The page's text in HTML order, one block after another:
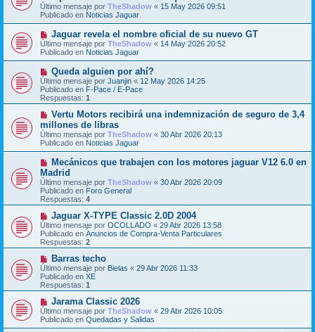
s
a
v
o
m
e
n
s
a
e
Último mensaje por TheShadow « 15 May 2026 09:51
Publicado en Noticias Jaguar
N
u
e
v
m
e
n
s
e
Jaguar revela el nombre oficial de su nuevo GT
Último mensaje por TheShadow « 14 May 2026 20:52
Publicado en Noticias Jaguar
N
u
e
v
o
m
e
n
s
a
j
Queda alguien por ahí?
Último mensaje por Juanjin « 12 May 2026 14:25
Publicado en F-Pace / E-Pace
Respuestas: 1
N
u
e
v
o
m
n
s
a
j
e
Vertu Motors recibirá una indemnización de seguro de 3,4
millones de libras
Último mensaje por TheShadow « 30 Abr 2026 20:13
Publicado en Noticias Jaguar
N
e
v
o
m
n
s
a
j
e
Mecánicos que trabajen con los motores jaguar V12 6.0 en
Madrid
Último mensaje por TheShadow « 30 Abr 2026 20:09
Publicado en Foro General
Respuestas: 4
N
u
e
v
o
m
e
n
s
a
e
Jaguar X-TYPE Classic 2.0D 2004
Último mensaje por OCOLLADO « 29 Abr 2026 13:58
Publicado en Anuncios de Compra-Venta Particulares
Respuestas: 2
N
u
e
v
o
m
e
n
s
Barras techo
Último mensaje por Bielas « 29 Abr 2026 11:33
Publicado en XE
Respuestas: 1
N
u
e
v
Jarama Classic 2026
Último mensaje por TheShadow « 29 Abr 2026 10:05
Publicado en Quedadas y Salidas